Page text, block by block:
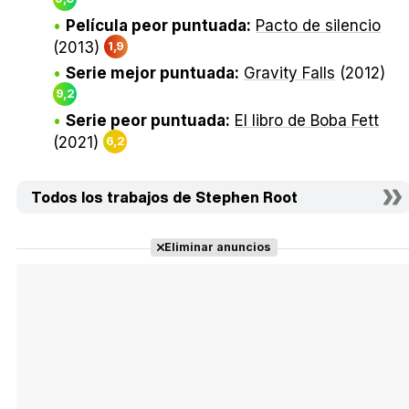
Película peor puntuada: Pacto de silencio
(2013)
1,9
Serie mejor puntuada: Gravity Falls (2012)
9,2
Serie peor puntuada: El libro de Boba Fett
(2021)
6,2
Todos los trabajos de Stephen Root
Eliminar anuncios